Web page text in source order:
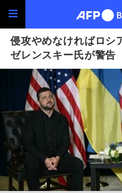
侵攻やめなければロシ
ゼレンスキー氏が警告